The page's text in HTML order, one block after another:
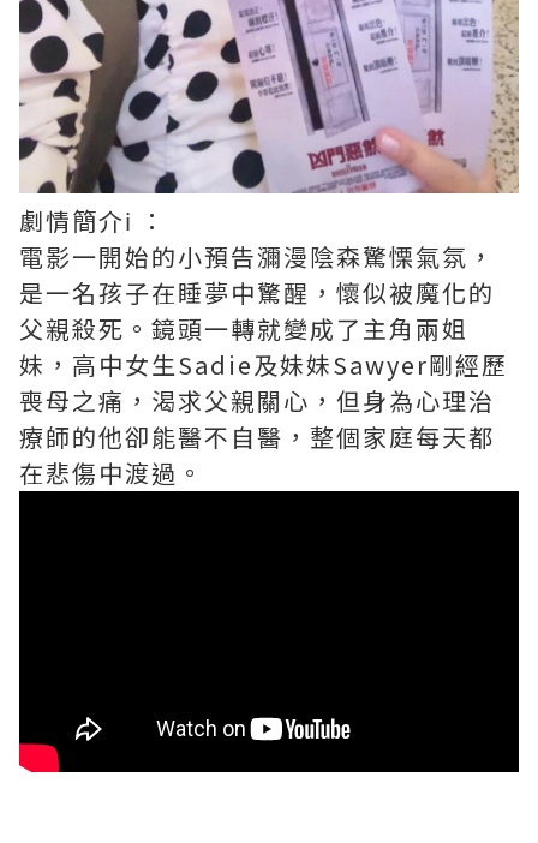
劇情簡介ℹ️ ：
電影一開始的小預告瀰漫陰森驚慄氣氛，
是一名孩子在睡夢中驚醒，懷似被魔化的
父親殺死。鏡頭一轉就變成了主角兩姐
妹，高中女生Sadie及妹妹Sawyer剛經歷
喪母之痛，渴求父親關心，但身為心理治
療師的他卻能醫不自醫，整個家庭每天都
在悲傷中渡過。